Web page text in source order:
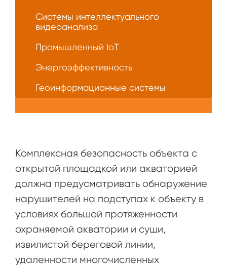
Комплексная безопасность объекта с
открытой площадкой или акваторией
должна предусматривать обнаружение
нарушителей на подступах к объекту в
условиях большой протяженности
охраняемой акватории и суши,
извилистой береговой линии,
удаленности многочисленных
Системы интеллектуального
видеоанализа
Промышленный IoT
Энергоэффективность
Геоинформационные системы